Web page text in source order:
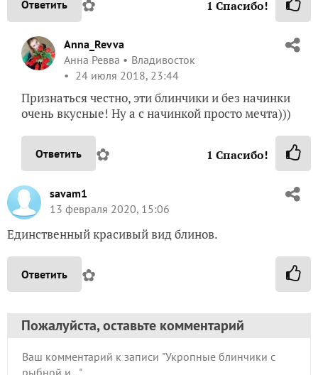
Anna_Revva
Анна Ревва
Владивосток
24 июля 2018, 23:44
Признаться честно, эти блинчики и без начинки
очень вкусные! Ну а с начинкой просто мечта)))
Ответить ✿ 1 Спасибо!
savam1
13 февраля 2020, 15:06
Единственный красивый вид блинов.
Ответить ✿
Пожалуйста, оставьте комментарий